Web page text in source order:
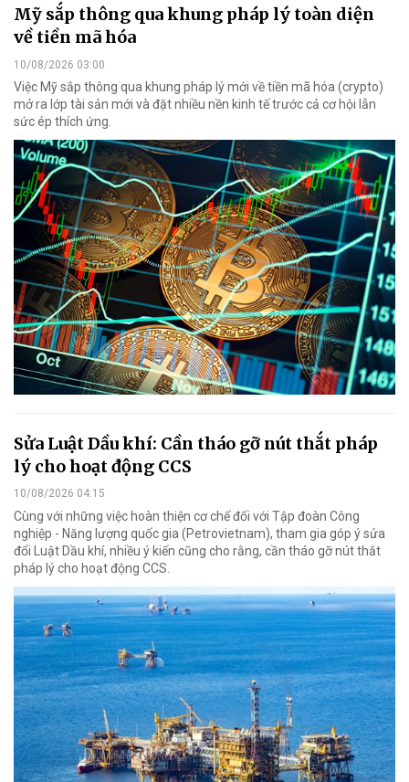
Mỹ sắp thông qua khung pháp lý toàn diện
về tiền mã hóa
10/08/2026 03:00
Việc Mỹ sắp thông qua khung pháp lý mới về tiền mã hóa (crypto)
mở ra lớp tài sản mới và đặt nhiều nền kinh tế trước cả cơ hội lẫn
sức ép thích ứng.
Sửa Luật Dầu khí: Cần tháo gỡ nút thắt pháp
lý cho hoạt động CCS
10/08/2026 04:15
Cùng với những việc hoàn thiện cơ chế đối với Tập đoàn Công
nghiệp - Năng lượng quốc gia (Petrovietnam), tham gia góp ý sửa
đổi Luật Dầu khí, nhiều ý kiến cũng cho rằng, cần tháo gỡ nút thắt
pháp lý cho hoạt động CCS.